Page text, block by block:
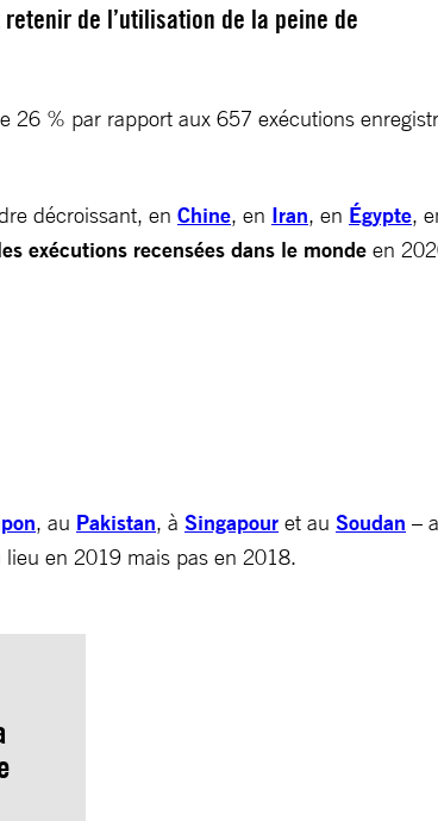
de l’utilisation de la peine de
26 % par rapport aux 657 exécutions
décroissant, en Chine, en Iran, en Égypte,
exécutions recensées dans le monde en
, au Pakistan, à Singapour et au Soudan –
en 2019 mais pas en 2018.